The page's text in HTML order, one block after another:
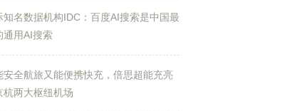
知名数据机构IDC：百度AI搜索是中国最
通用AI搜索
安全航旅又能便携快充，倍思超能充亮
杭两大枢纽机场